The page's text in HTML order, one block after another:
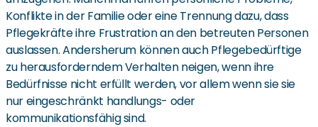
Konflikte in der Familie oder eine Trennung dazu, dass
Pflegekräfte ihre Frustration an den betreuten Personen
auslassen. Andersherum können auch Pflegebedürftige
zu herausforderndem Verhalten neigen, wenn ihre
Bedürfnisse nicht erfüllt werden, vor allem wenn sie sie
nur eingeschränkt handlungs- oder
kommunikationsfähig sind.